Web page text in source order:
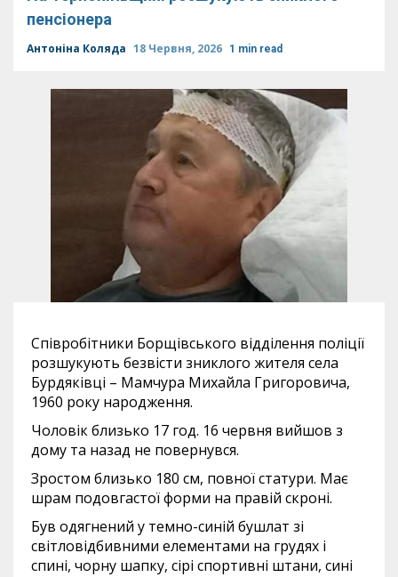
пенсіонера
Антоніна Коляда 18 Червня, 2026 1 min read
Співробітники Борщівського відділення поліції
розшукують безвісти зниклого жителя села
Бурдяківці – Мамчура Михайла Григоровича,
1960 року народження.
Чоловік близько 17 год. 16 червня вийшов з
дому та назад не повернувся.
Зростом близько 180 см, повної статури. Має
шрам подовгастої форми на правій скроні.
Був одягнений у темно-синій бушлат зі
світловідбивними елементами на грудях і
спині, чорну шапку, сірі спортивні штани, сині